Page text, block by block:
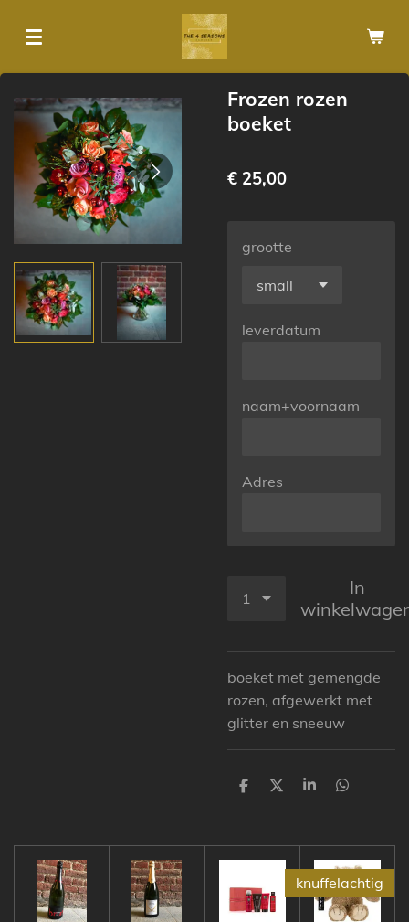
direct
hoofdinhoud
Frozen rozen
boeket
€ 25,00
grootte
leverdatum
naam+voornaam
Adres
In
boeket met gemengde
rozen, afgewerkt met
glitter en sneeuw
D
n
D
S
e
D
n
knuffelachtig